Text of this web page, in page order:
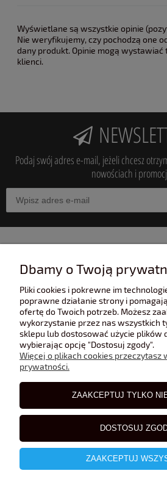
Wyświetlane są wszystkie opinie
Nie weryfikujemy, czy pochodzą one
dany produkt. Opinie mogą
klienci.
Podaj swój adres e-mail, jeżeli chcesz
nowościach i
POMOC
POLECANE
BLOG
Dbamy o Twoją
Pliki cookies i pokrewne im
poprawne działanie strony i
ofertę do Twoich potrzeb. Możesz
wykorzystanie przez nas wszystkich
sklepu lub dostosować użycie plików
wybierając opcję "Dostosuj zgody".
Więcej o plikach cookies przeczytasz
prywatności.
ZAAKCEPTUJ TYLKO
DOSTOSUJ
ZAAKCEPTUJ